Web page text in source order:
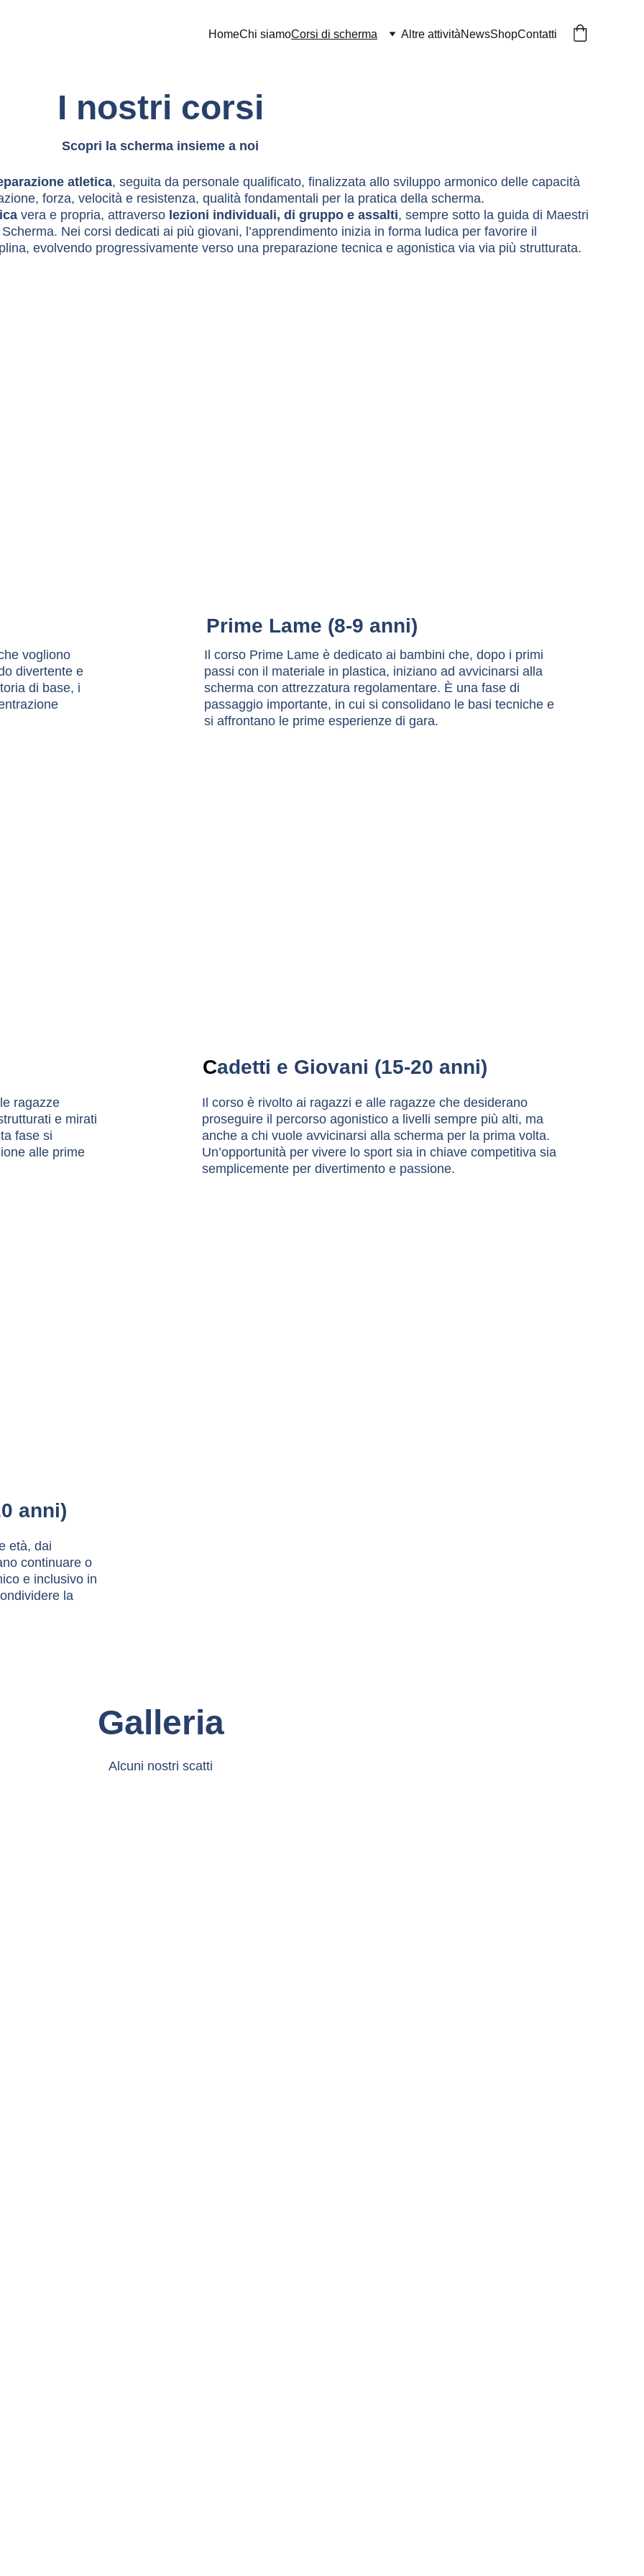
HomeChi siamoCorsi di scherma Altre attivitàNewsShopContatti
I nostri corsi
Scopri la scherma insieme a noi
vogliono
divertente e
di base, i
Prime Lame (8-9 anni)
Il corso Prime Lame è dedicato ai bambini che, dopo i primi
passi con il materiale in plastica, iniziano ad avvicinarsi alla
scherma con attrezzatura regolamentare. È una fase di
passaggio importante, in cui si consolidano le basi tecniche e
si affrontano le prime esperienze di gara.
anni)
età, dai
continuare o
e inclusivo in
la
Cadetti e Giovani (15-20 anni)
Il corso è rivolto ai ragazzi e alle ragazze che desiderano
proseguire il percorso agonistico a livelli sempre più alti, ma
anche a chi vuole avvicinarsi alla scherma per la prima volta.
Un’opportunità per vivere lo sport sia in chiave competitiva sia
semplicemente per divertimento e passione.
ragazze
e mirati
fase si
alle prime
atletica, seguita da personale qualificato, finalizzata allo sviluppo armonico delle capacità
forza, velocità e resistenza, qualità fondamentali per la pratica della scherma.
vera e propria, attraverso lezioni individuali, di gruppo e assalti, sempre sotto la guida di Maestri
Nei corsi dedicati ai più giovani, l’apprendimento inizia in forma ludica per favorire il
evolvendo progressivamente verso una preparazione tecnica e agonistica via via più strutturata.
Galleria
Alcuni nostri scatti